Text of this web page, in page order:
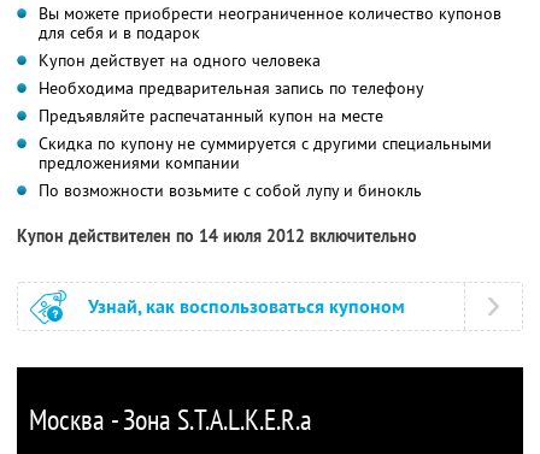
Вы можете приобрести неограниченное количество купонов
для себя и в подарок
Купон действует на одного человека
Необходима предварительная запись по телефону
Предъявляйте распечатанный купон на месте
Скидка по купону не суммируется с другими специальными
предложениями компании
По возможности возьмите с собой лупу и бинокль
Купон действителен по 14 июля 2012 включительно
Узнай, как воспользоваться купоном
Москва - Зона S.T.A.L.K.E.R.а